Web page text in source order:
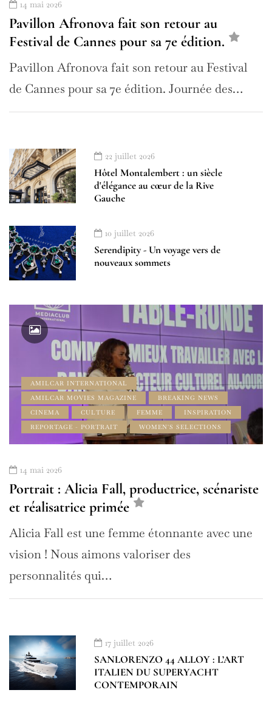
14 mai 2026
Pavillon Afronova fait son retour au
Festival de Cannes pour sa 7e édition.
Pavillon Afronova fait son retour au Festival
de Cannes pour sa 7e édition. Journée des…
22 juillet 2026
Hôtel Montalembert : un siècle
d'élégance au cœur de la Rive
Gauche
10 juillet 2026
Serendipity - Un voyage vers de
nouveaux sommets
AMILCAR INTERNATIONAL
AMILCAR MOVIES MAGAZINE
BREAKING NEWS
CINEMA
CULTURE FEMME
INSPIRATION
REPORTAGE - PORTRAIT
WOMEN'S SELECTIONS
14 mai 2026
Portrait : Alicia Fall, productrice, scénariste
et réalisatrice primée
Alicia Fall est une femme étonnante avec une
vision ! Nous aimons valoriser des
personnalités qui…
17 juillet 2026
SANLORENZO 44 ALLOY : L’ART
ITALIEN DU SUPERYACHT
CONTEMPORAIN